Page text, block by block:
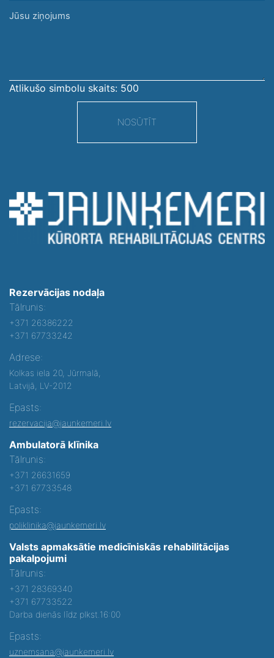
Jūsu
Atlikušo simbolu skaits: 500
NOSŪTĪT
Rezervācijas nodaļa
Tālrunis:
+371 26386222
+371 67733242
Adrese:
Kolkas iela 20, Jūrmalā,
Latvijā, LV-2012
Epasts:
rezervacija@jaunkemeri.lv
Ambulatorā klīnika
Tālrunis:
+371 26631659
+371 67733548
Epasts:
poliklinika@jaunkemeri.lv
Valsts apmaksātie medicīniskās rehabilitācijas
pakalpojumi
Tālrunis:
+371 28369340
+371 67733522
Darba dienās līdz plkst.16:00
Epasts:
uznemsana@jaunkemeri.lv